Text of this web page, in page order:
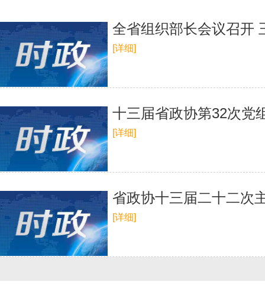
全省组织部长会议召开
[详细]
十三届省政协第32次党
[详细]
省政协十三届二十二次
[详细]